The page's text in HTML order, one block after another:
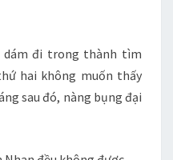
dám đi trong thành tìm
hai không muốn thấy
sau đó, nàng bụng đại